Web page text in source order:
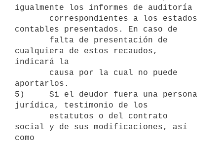
igualmente los informes de auditoría
contables presentados. En caso de
cualquiera de estos recaudos,
indicará la
aportarlos.
5)     Si el deudor fuera una persona
jurídica, testimonio de los
social y de sus modificaciones, así
como